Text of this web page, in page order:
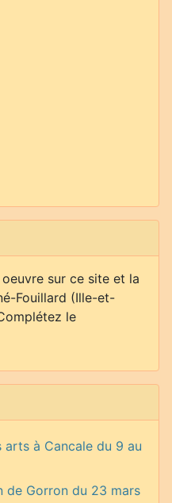
oeuvre sur ce site et la
Fouillard (Ille-et-
le
à Cancale du 9 au
de Gorron du 23 mars